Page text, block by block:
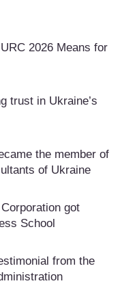
2026 Means for
trust in Ukraine’s
the member of
of Ukraine
got
School
from the